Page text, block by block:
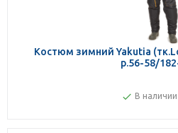
Костюм зимний Yakutia
р.56-58/
В